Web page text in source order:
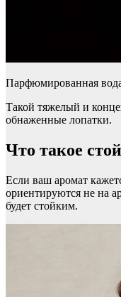
Парфюмированная
Такой тяжелый и
обнаженные лопатки.
Что такое
Если ваш аромат
ориентируются не на
будет стойким.